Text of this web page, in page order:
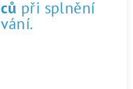
při splnění